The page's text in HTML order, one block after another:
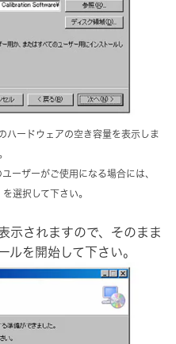
ハードウェアの空き容量を表示しま
ーザーがご使用になる場合には、
選択して下さい。
示されますので、そのまま
ルを開始して下さい。